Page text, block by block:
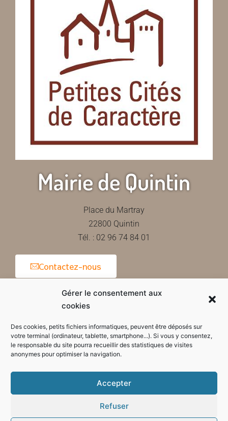
Gérer le consentement aux
cookies
Des cookies, petits fichiers informatiques, peuvent être déposés sur
votre terminal (ordinateur, tablette, smartphone...). Si vous y consentez,
le responsable du site pourra recueillir des statistiques de visites
anonymes pour optimiser la navigation.
Accepter
Refuser
Mairie de Quintin
Place du Martray
22800 Quintin
Tél. : 02 96 74 84 01
Contactez-nous
Horaires d'ouverture de la mairie